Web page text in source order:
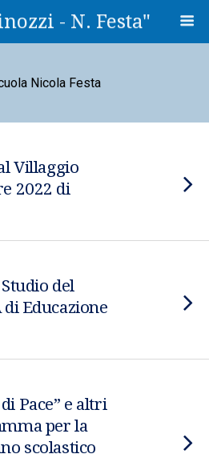
- N. Festa"
Nicola Festa
Villaggio
2022 di
del
Educazione
Pace” e altri
per la
scolastico